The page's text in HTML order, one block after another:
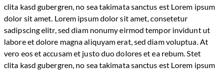
clita kasd gubergren, no sea takimata sanctus est Lorem ipsum
dolor sit amet. Lorem ipsum dolor sit amet, consetetur
sadipscing elitr, sed diam nonumy eirmod tempor invidunt ut
labore et dolore magna aliquyam erat, sed diam voluptua. At
vero eos et accusam et justo duo dolores et ea rebum. Stet
clita kasd gubergren, no sea takimata sanctus est Lorem ipsum